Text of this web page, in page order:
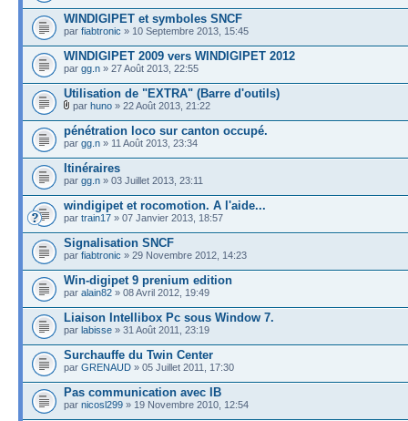
WINDIGIPET et symboles SNCF
par fiabtronic » 10 Septembre 2013, 15:45
WINDIGIPET 2009 vers WINDIGIPET 2012
par gg.n » 27 Août 2013, 22:55
Utilisation de "EXTRA" (Barre d'outils)
par huno » 22 Août 2013, 21:22
pénétration loco sur canton occupé.
par gg.n » 11 Août 2013, 23:34
Itinéraires
par gg.n » 03 Juillet 2013, 23:11
windigipet et rocomotion. A l'aide...
par train17 » 07 Janvier 2013, 18:57
Signalisation SNCF
par fiabtronic » 29 Novembre 2012, 14:23
Win-digipet 9 prenium edition
par alain82 » 08 Avril 2012, 19:49
Liaison Intellibox Pc sous Window 7.
par labisse » 31 Août 2011, 23:19
Surchauffe du Twin Center
par GRENAUD » 05 Juillet 2011, 17:30
Pas communication avec IB
par nicosl299 » 19 Novembre 2010, 12:54